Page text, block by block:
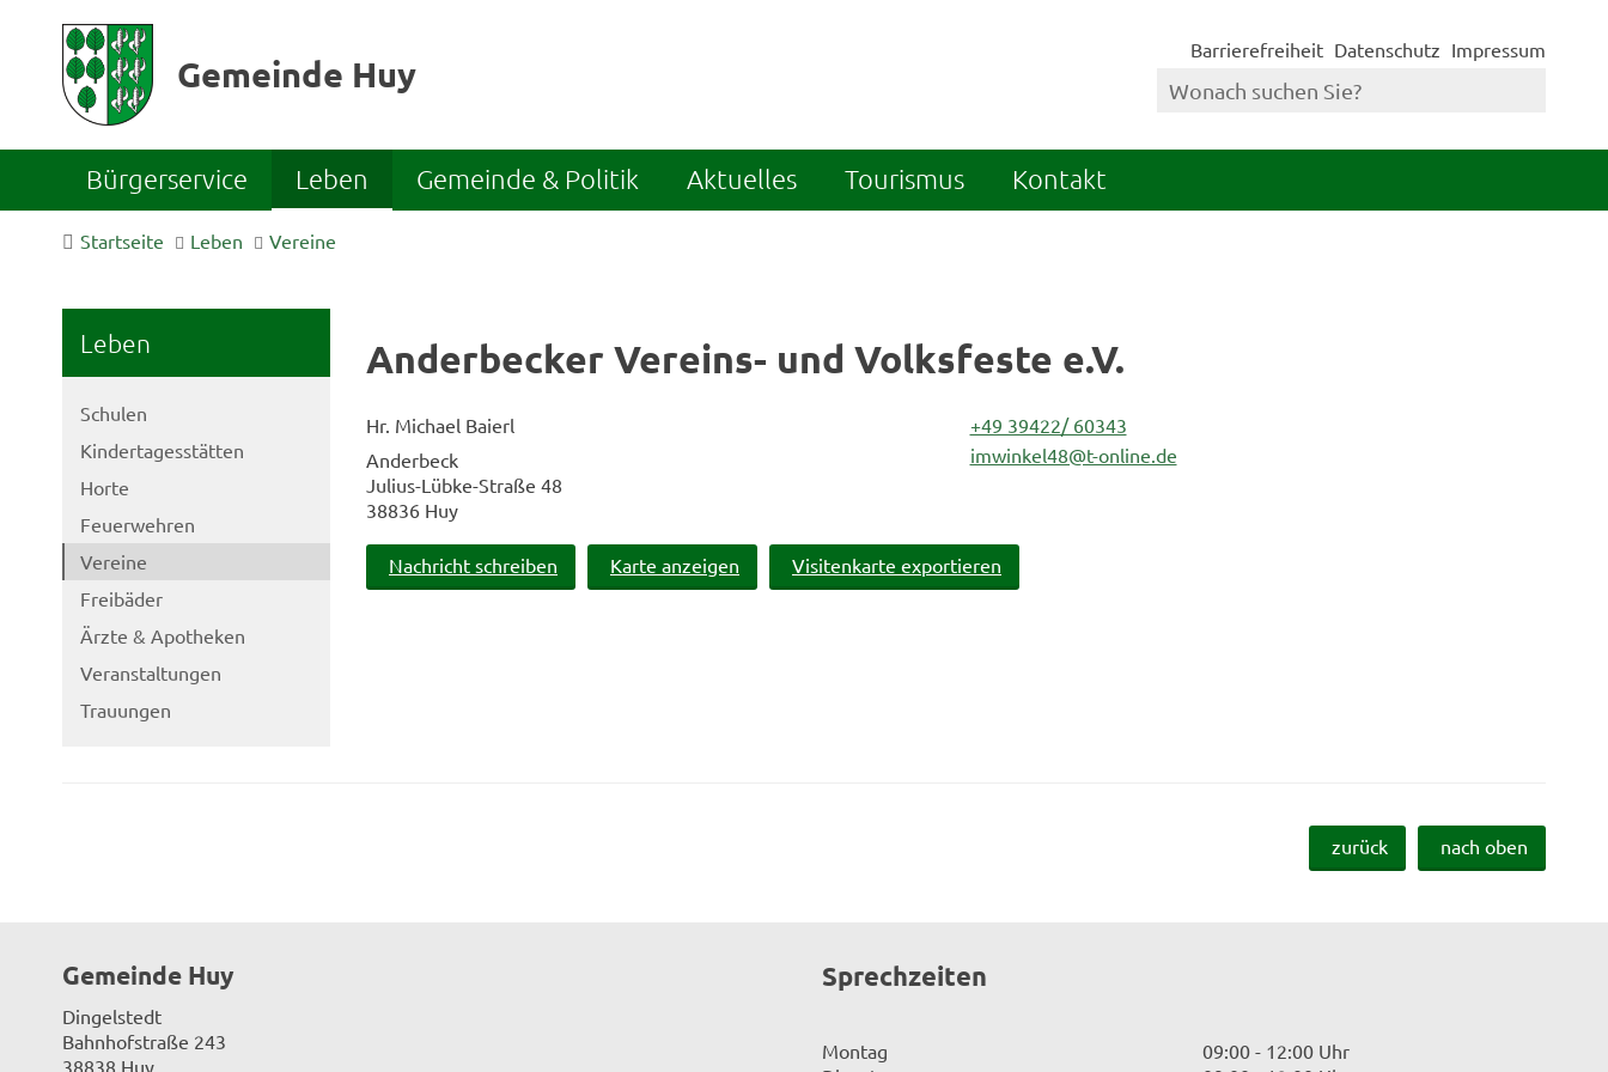
Gemeinde Huy
Barrierefreiheit Datenschutz Impressum
Bürgerservice Leben Gemeinde & Politik Aktuelles Tourismus Kontakt
Startseite Leben Vereine
Leben
Schulen
Kindertagesstätten
Horte
Feuerwehren
Vereine
Freibäder
Ärzte & Apotheken
Veranstaltungen
Trauungen
Anderbecker Vereins- und Volksfeste e.V.
Hr. Michael Baierl
Anderbeck
Julius-Lübke-Straße 48
38836 Huy
+49 39422/ 60343
imwinkel48@t-online.de
Nachricht schreiben Karte anzeigen Visitenkarte exportieren
zurück nach oben
Gemeinde Huy
Dingelstedt
Bahnhofstraße 243
38838 Huy
Sprechzeiten
Montag
09:00 - 12:00 Uhr